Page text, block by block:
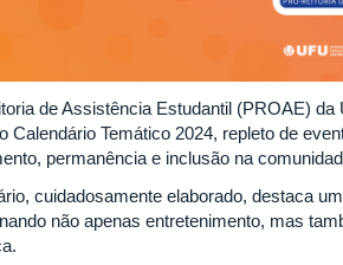
de Assistência Estudantil (PROAE)
Calendário Temático 2024, repleto de
permanência e inclusão na
cuidadosamente elaborado, destaca
não apenas entretenimento, mas